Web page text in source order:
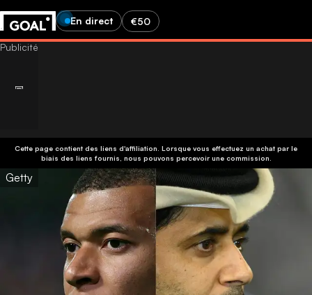
En direct €50
Cette page contient des liens d'affiliation. Lorsque vous effectuez un achat par le
biais des liens fournis, nous pouvons percevoir une commission.
Getty